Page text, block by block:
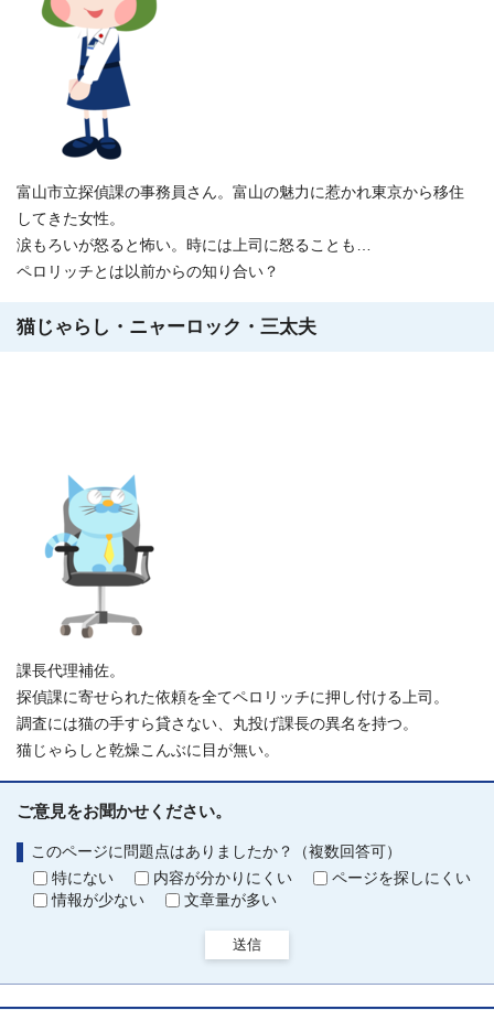
富山市立探偵課の事務員さん。富山の魅力に惹かれ東京から移住
してきた女性。
涙もろいが怒ると怖い。時には上司に怒ることも…
ペロリッチとは以前からの知り合い？
猫じゃらし・ニャーロック・三太夫
課長代理補佐。
探偵課に寄せられた依頼を全てペロリッチに押し付ける上司。
調査には猫の手すら貸さない、丸投げ課長の異名を持つ。
猫じゃらしと乾燥こんぶに目が無い。
ご意見をお聞かせください。
このページに問題点はありましたか？（複数回答可）
特にない
内容が分かりにくい
ページを探しにくい
情報が少ない
文章量が多い
送信